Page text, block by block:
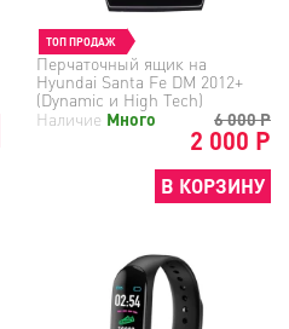
ТОП ПРОДАЖ
Перчаточный ящик на
Hyundai Santa Fe DM 2012+
(Dynamic и High Tech)
6 000Р
2 000 Р
Наличие Много
В КОРЗИНУ